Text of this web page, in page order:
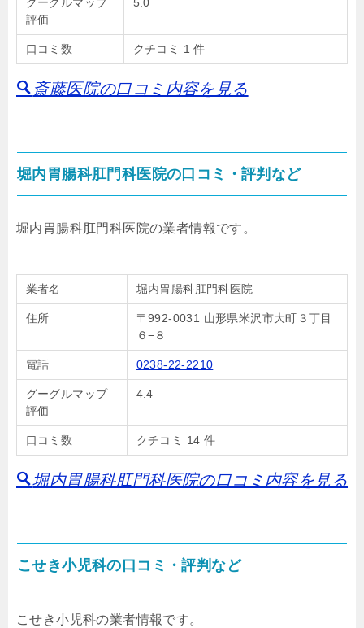
評価
口コミ数 クチコミ 1 件
斎藤医院の口コミ内容を見る
堀内胃腸科肛門科医院の口コミ・評判など
堀内胃腸科肛門科医院の業者情報です。
業者名 堀内胃腸科肛門科医院
住所
〒992-0031 山形県米沢市大町３丁目
６−８
電話 0238-22-2210
グーグルマップ
評価
4.4
口コミ数 クチコミ 14 件
堀内胃腸科肛門科医院の口コミ内容を見る
こせき小児科の口コミ・評判など
こせき小児科の業者情報です。